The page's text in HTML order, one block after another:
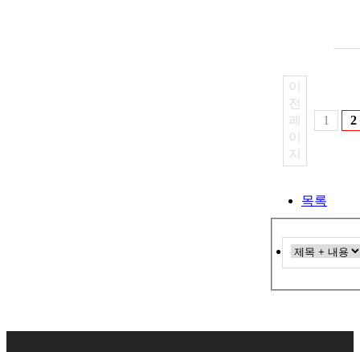
이
전
페
이
지
1 2
목록